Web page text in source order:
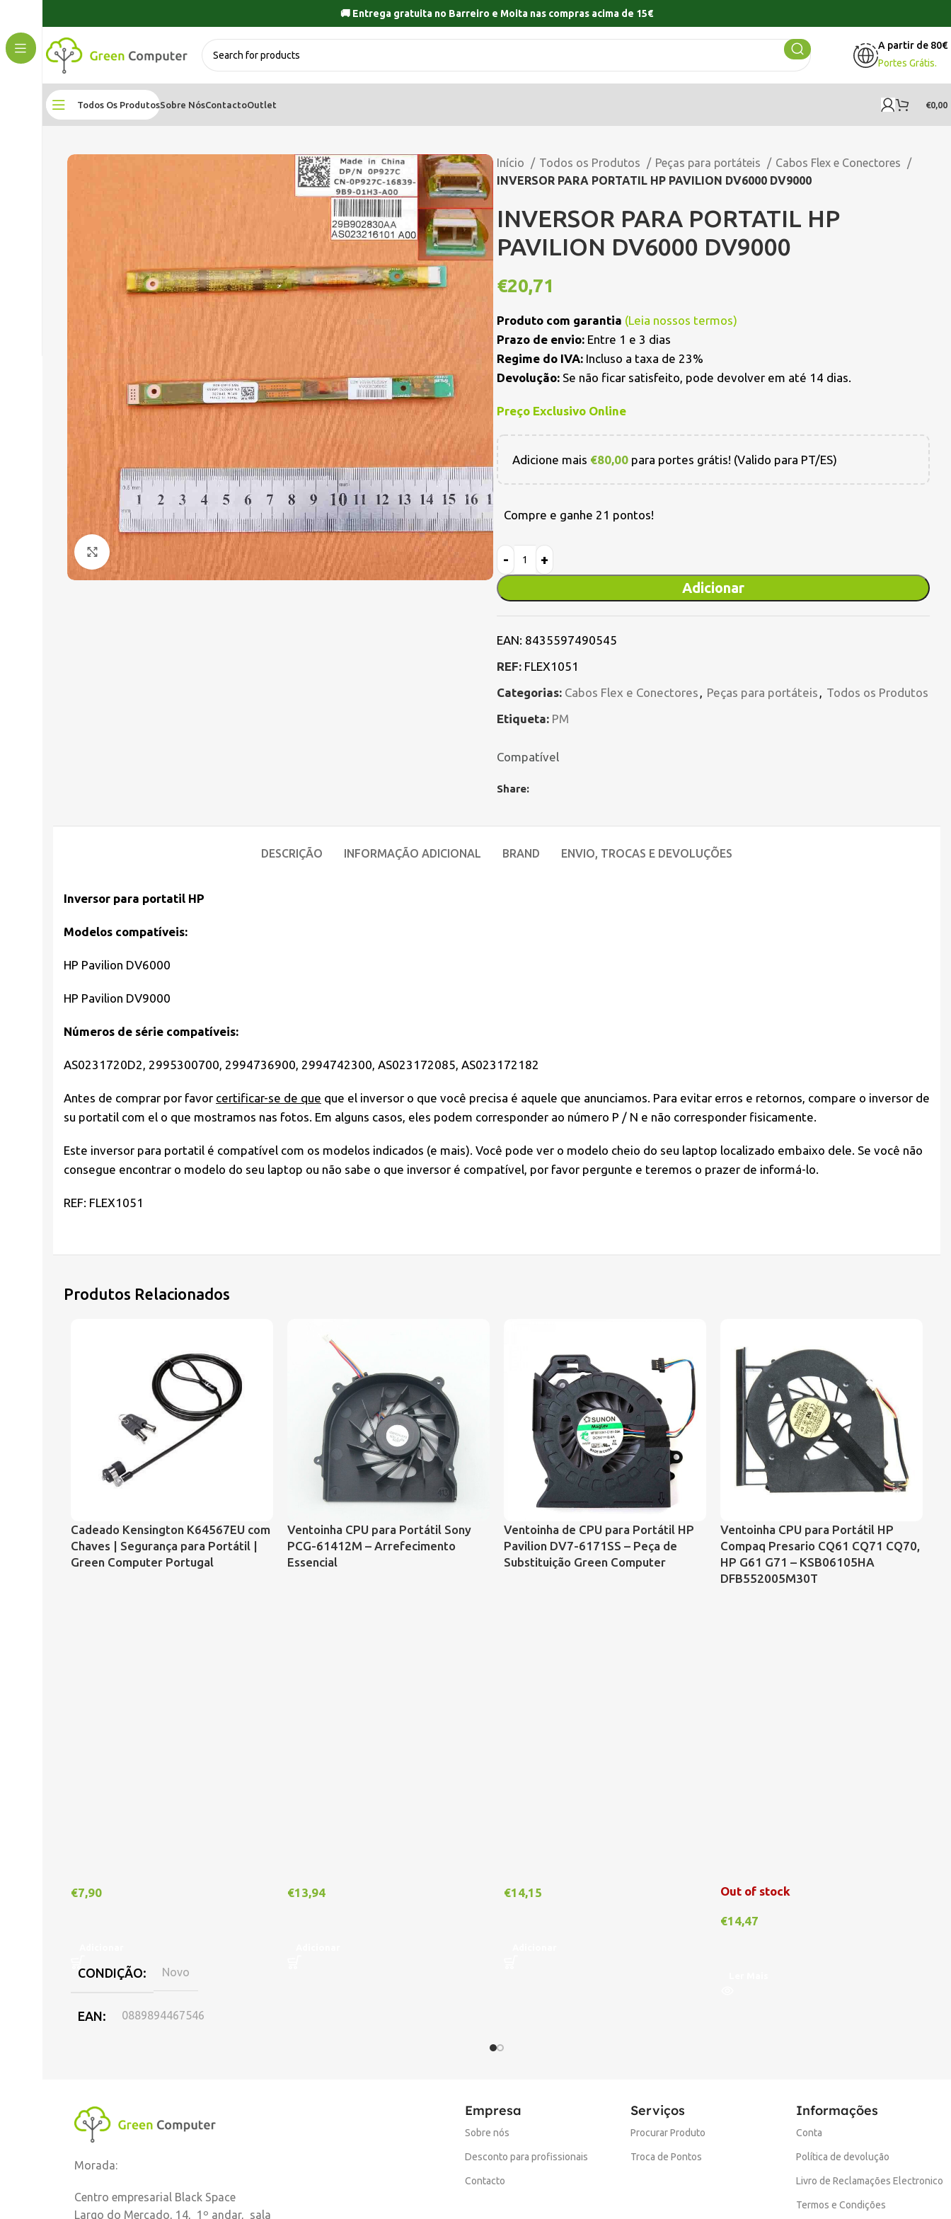
🚚 Entrega gratuita no Barreiro e Moita nas compras acima de 15€
A partir de 80€
Portes Grátis.
Todos Os ProdutosSobre NósContactoOutlet €0,00
Click to enlarge
Início Todos os Produtos Peças para portáteis
Cabos Flex e Conectores
INVERSOR PARA PORTATIL HP PAVILION DV6000 DV9000
INVERSOR PARA PORTATIL HP
PAVILION DV6000 DV9000
€20,71
Produto com garantia (Leia nossos termos)
Prazo de envio: Entre 1 e 3 dias
Regime do IVA: Incluso a taxa de 23%
Devolução: Se não ficar satisfeito, pode devolver em até 14 dias.
Preço Exclusivo Online
Adicione mais €80,00 para portes grátis! (Valido para PT/ES)
Compre e ganhe 21 pontos!
Adicionar
EAN: 8435597490545
REF: FLEX1051
Categorias: Cabos Flex e Conectores , Peças para portáteis , Todos os Produtos
Etiqueta: PM
Compatível
Share:
DESCRIÇÃO INFORMAÇÃO ADICIONAL BRAND ENVIO, TROCAS E DEVOLUÇÕES
Inversor para portatil HP
Modelos compatíveis:
HP Pavilion DV6000
HP Pavilion DV9000
Números de série compatíveis:
AS0231720D2, 2995300700, 2994736900, 2994742300, AS023172085, AS023172182
Antes de comprar por favor certificar-se de que que el inversor o que você precisa é aquele que anunciamos. Para evitar erros e retornos, compare o inversor de
su portatil com el o que mostramos nas fotos. Em alguns casos, eles podem corresponder ao número P / N e não corresponder fisicamente.
Este inversor para portatil é compatível com os modelos indicados (e mais). Você pode ver o modelo cheio do seu laptop localizado embaixo dele. Se você não
consegue encontrar o modelo do seu laptop ou não sabe o que inversor é compatível, por favor pergunte e teremos o prazer de informá-lo.
REF: FLEX1051
Produtos Relacionados
Cadeado Kensington K64567EU com
Chaves | Segurança para Portátil |
Green Computer Portugal
€7,90
CONDIÇÃO Novo
EAN 0889894467546
MARCA HP
Ventoinha CPU para Portátil Sony
PCG-61412M – Arrefecimento
Essencial
€13,94
Ventoinha de CPU para Portátil HP
Pavilion DV7-6171SS – Peça de
Substituição Green Computer
€14,15
Ventoinha CPU para Portátil HP
Compaq Presario CQ61 CQ71 CQ70,
HP G61 G71 – KSB06105HA
DFB552005M30T
Out of stock
€14,47
Morada:
Centro empresarial Black Space
Largo do Mercado, 14, 1º andar, sala
Empresa
Sobre nós
Desconto para profissionais
Contacto
Serviços
Procurar Produto
Troca de Pontos
Informações
Conta
Política de devolução
Livro de Reclamações Electronico
Termos e Condições